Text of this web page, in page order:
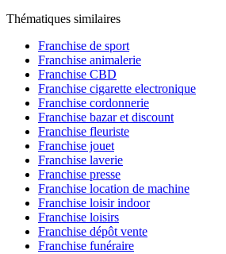
Thématiques similaires
Franchise de sport
Franchise animalerie
Franchise CBD
Franchise cigarette electronique
Franchise cordonnerie
Franchise bazar et discount
Franchise fleuriste
Franchise jouet
Franchise laverie
Franchise presse
Franchise location de machine
Franchise loisir indoor
Franchise loisirs
Franchise dépôt vente
Franchise funéraire